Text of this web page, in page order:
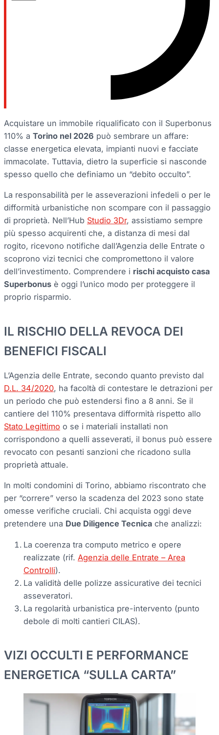
Acquistare un immobile riqualificato con il Superbonus
110% a Torino nel 2026 può sembrare un affare:
classe energetica elevata, impianti nuovi e facciate
immacolate. Tuttavia, dietro la superficie si nasconde
spesso quello che definiamo un “debito occulto”.
La responsabilità per le asseverazioni infedeli o per le
difformità urbanistiche non scompare con il passaggio
di proprietà. Nell’Hub Studio 3Dr, assistiamo sempre
più spesso acquirenti che, a distanza di mesi dal
rogito, ricevono notifiche dall’Agenzia delle Entrate o
scoprono vizi tecnici che compromettono il valore
dell’investimento. Comprendere i rischi acquisto casa
Superbonus è oggi l’unico modo per proteggere il
proprio risparmio.
IL RISCHIO DELLA REVOCA DEI
BENEFICI FISCALI
L’Agenzia delle Entrate, secondo quanto previsto dal
D.L. 34/2020, ha facoltà di contestare le detrazioni per
un periodo che può estendersi fino a 8 anni. Se il
cantiere del 110% presentava difformità rispetto allo
Stato Legittimo o se i materiali installati non
corrispondono a quelli asseverati, il bonus può essere
revocato con pesanti sanzioni che ricadono sulla
proprietà attuale.
In molti condomini di Torino, abbiamo riscontrato che
per “correre” verso la scadenza del 2023 sono state
omesse verifiche cruciali. Chi acquista oggi deve
pretendere una Due Diligence Tecnica che analizzi:
La coerenza tra computo metrico e opere
realizzate (rif. Agenzia delle Entrate – Area
Controlli).
La validità delle polizze assicurative dei tecnici
asseveratori.
La regolarità urbanistica pre-intervento (punto
debole di molti cantieri CILAS).
VIZI OCCULTI E PERFORMANCE
ENERGETICA “SULLA CARTA”